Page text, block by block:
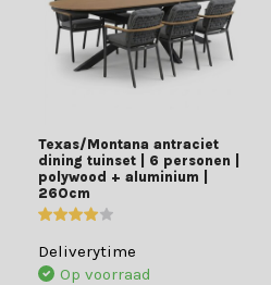
Texas/Montana antraciet
dining tuinset | 6 personen |
polywood + aluminium |
260cm
Deliverytime
Op voorraad